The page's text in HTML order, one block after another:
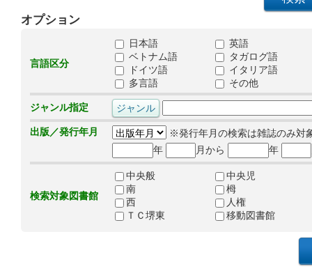
オプション
言語区分
日本語
英語
ベトナム語
タガログ語
ドイツ語
イタリア語
多言語
その他
ジャンル指定
出版／発行年月
※発行年月の検索は雑誌のみ対
年
月から 年
検索対象図書館
中央般
中央児
南
栂
西
人権
ＴＣ堺東
移動図書館